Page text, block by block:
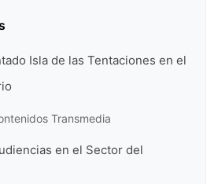
Isla de las Tentaciones en el
Transmedia
en el Sector del